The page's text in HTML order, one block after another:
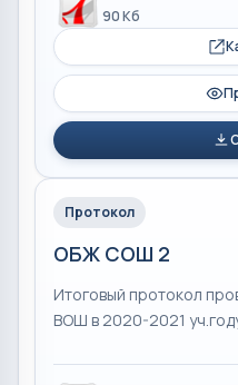
90 Кб
Протокол
ОБЖ СОШ 2
Итоговый протокол
ВОШ в 2020-2021